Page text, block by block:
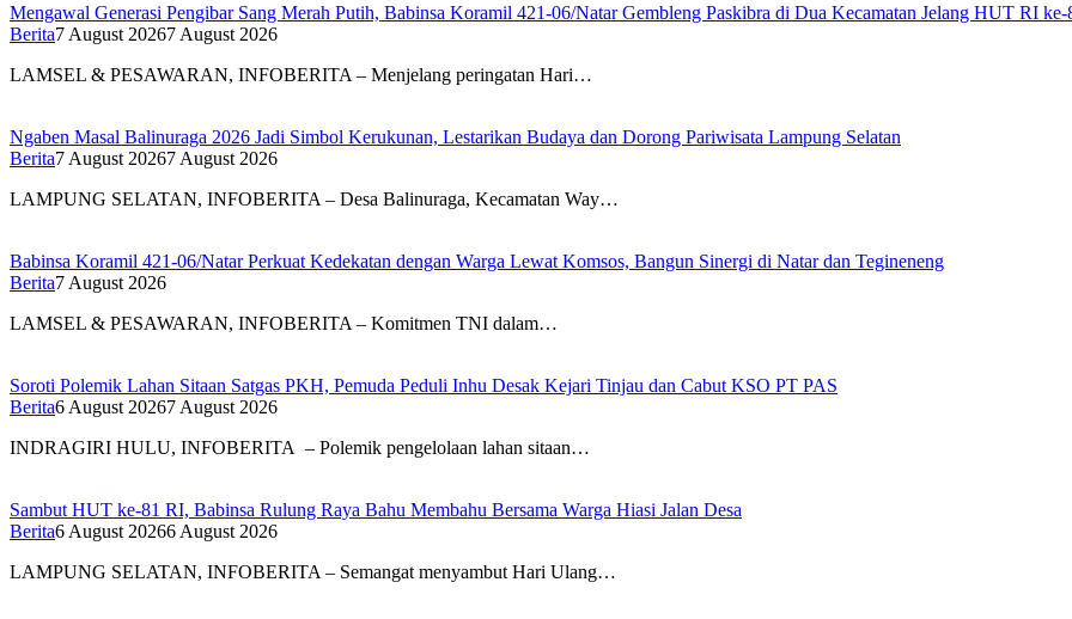
Mengawal Generasi Pengibar Sang Merah Putih, Babinsa Koramil 421-06/Natar Gembleng Paskibra di Dua Kecamatan Jelang HUT RI ke-
Berita7 August 20267 August 2026
LAMSEL & PESAWARAN, INFOBERITA – Menjelang peringatan Hari…
Ngaben Masal Balinuraga 2026 Jadi Simbol Kerukunan, Lestarikan Budaya dan Dorong Pariwisata Lampung Selatan
Berita7 August 20267 August 2026
LAMPUNG SELATAN, INFOBERITA – Desa Balinuraga, Kecamatan Way…
Babinsa Koramil 421-06/Natar Perkuat Kedekatan dengan Warga Lewat Komsos, Bangun Sinergi di Natar dan Tegineneng
Berita7 August 2026
LAMSEL & PESAWARAN, INFOBERITA – Komitmen TNI dalam…
Soroti Polemik Lahan Sitaan Satgas PKH, Pemuda Peduli Inhu Desak Kejari Tinjau dan Cabut KSO PT PAS
Berita6 August 20267 August 2026
INDRAGIRI HULU, INFOBERITA – Polemik pengelolaan lahan sitaan…
Sambut HUT ke-81 RI, Babinsa Rulung Raya Bahu Membahu Bersama Warga Hiasi Jalan Desa
Berita6 August 20266 August 2026
LAMPUNG SELATAN, INFOBERITA – Semangat menyambut Hari Ulang…